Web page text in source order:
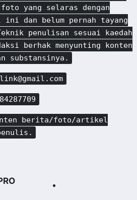
yang selaras dengan
dan belum pernah tayang
penulisan sesuai kaedah
berhak menyunting konten
substansinya.
berita/foto/artikel